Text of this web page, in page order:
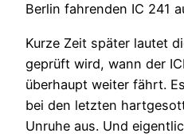
Berlin fahrenden IC 241
Kurze Zeit später lautet
geprüft wird, wann der
überhaupt weiter fährt.
bei den letzten
Unruhe aus. Und